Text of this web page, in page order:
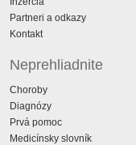
Partneri a odkazy
Kontakt
Neprehliadnite
Choroby
Diagnózy
Prvá pomoc
Medicínsky slovník